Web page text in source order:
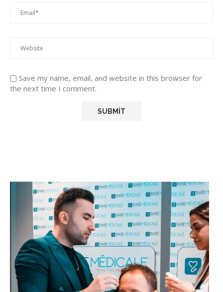
Save my name, email, and website in this browser for
the next time I comment.